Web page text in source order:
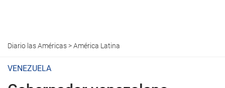
Diario las Américas>América Latina
VENEZUELA